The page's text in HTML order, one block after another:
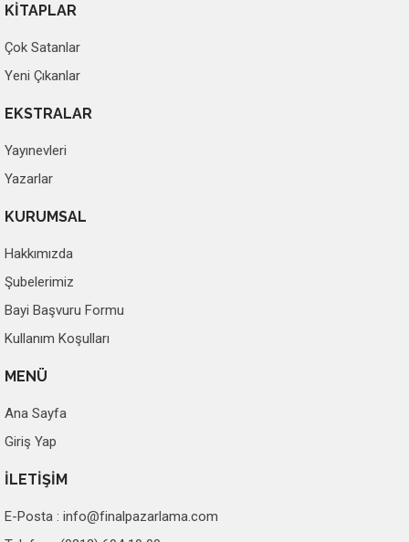
KİTAPLAR
Çok Satanlar
Yeni Çıkanlar
EKSTRALAR
Yayınevleri
Yazarlar
KURUMSAL
Hakkımızda
Şubelerimiz
Bayi Başvuru Formu
Kullanım Koşulları
MENÜ
Ana Sayfa
Giriş Yap
İLETİŞİM
E-Posta : info@finalpazarlama.com